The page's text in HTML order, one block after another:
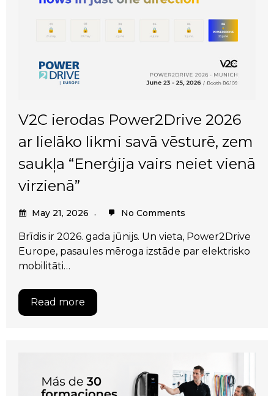
V2C ierodas Power2Drive 2026
ar lielāko likmi savā vēsturē, zem
saukļa “Enerģija vairs neiet vienā
virzienā”
May 21, 2026 No Comments
Brīdis ir 2026. gada jūnijs. Un vieta, Power2Drive
Europe, pasaules mēroga izstāde par elektrisko
mobilitāti…
Read more